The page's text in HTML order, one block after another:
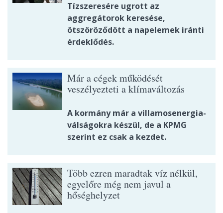
Tízszeresére ugrott az
aggregátorok keresése,
ötszöröződött a napelemek iránti
érdeklődés.
Már a cégek működését
veszélyezteti a klímaváltozás
A kormány már a villamosenergia-
válságokra készül, de a KPMG
szerint ez csak a kezdet.
Több ezren maradtak víz nélkül,
egyelőre még nem javul a
hőséghelyzet